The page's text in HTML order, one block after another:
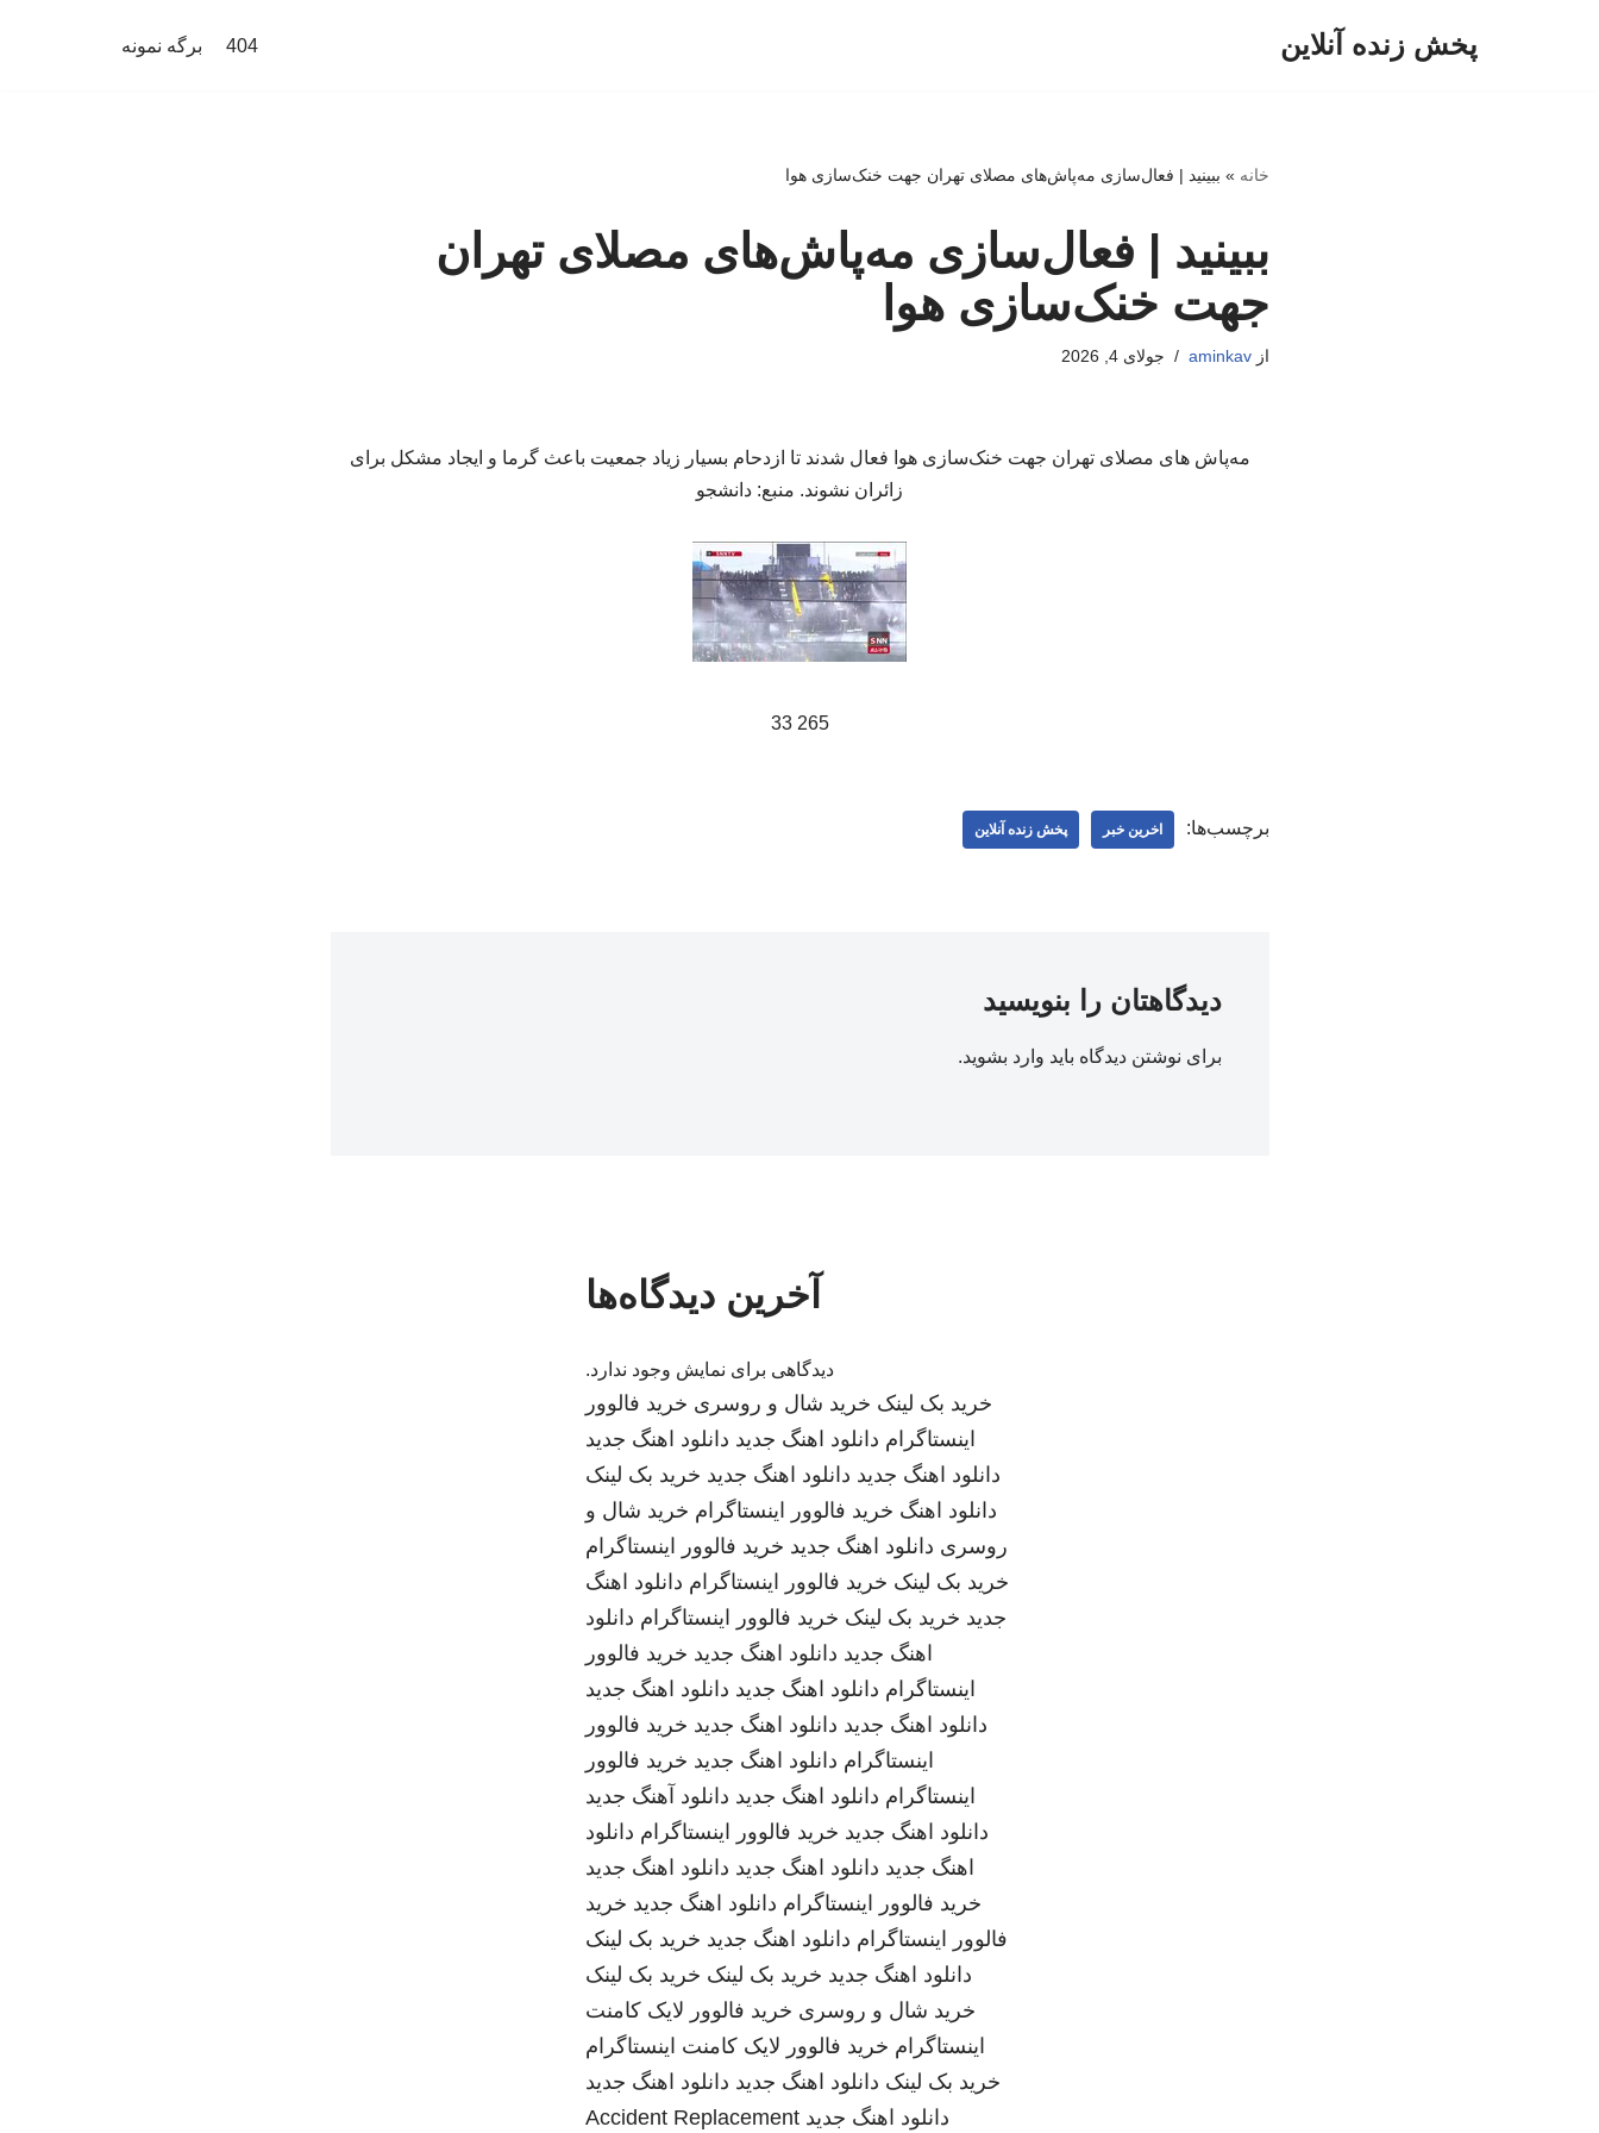
پخش زنده آنلاین 404 برگه نمونه
خانه » ببینید | فعال‌سازی مه‌پاش‌های مصلای تهران جهت خنک‌سازی هوا
ببینید | فعال‌سازی مه‌پاش‌های مصلای تهران
جهت خنک‌سازی هوا
ازaminkav جولای 4, 2026
مه‌پاش های مصلای تهران جهت خنک‌سازی هوا فعال شدند تا ازدحام بسیار زیاد جمعیت باعث گرما و ایجاد مشکل برای
زائران نشوند. منبع: دانشجو
265 33
برچسب‌ها: اخرین خبر پخش زنده آنلاین
دیدگاهتان را بنویسید
برای نوشتن دیدگاه باید وارد بشوید.
آخرین دیدگاه‌ها
دیدگاهی برای نمایش وجود ندارد.
خرید بک لینک خرید شال و روسری خرید فالوور
اینستاگرام دانلود اهنگ جدید دانلود اهنگ جدید
دانلود اهنگ جدید دانلود اهنگ جدید خرید بک لینک
دانلود اهنگ خرید فالوور اینستاگرام خرید شال و
روسری دانلود اهنگ جدید خرید فالوور اینستاگرام
خرید بک لینک خرید فالوور اینستاگرام دانلود اهنگ
جدید خرید بک لینک خرید فالوور اینستاگرام دانلود
اهنگ جدید دانلود اهنگ جدید خرید فالوور
اینستاگرام دانلود اهنگ جدید دانلود اهنگ جدید
دانلود اهنگ جدید دانلود اهنگ جدید خرید فالوور
اینستاگرام دانلود اهنگ جدید خرید فالوور
اینستاگرام دانلود اهنگ جدید دانلود آهنگ جدید
دانلود اهنگ جدید خرید فالوور اینستاگرام دانلود
اهنگ جدید دانلود اهنگ جدید دانلود اهنگ جدید
خرید فالوور اینستاگرام دانلود اهنگ جدید خرید
فالوور اینستاگرام دانلود اهنگ جدید خرید بک لینک
دانلود اهنگ جدید خرید بک لینک خرید بک لینک
خرید شال و روسری خرید فالوور لایک کامنت
اینستاگرام خرید فالوور لایک کامنت اینستاگرام
خرید بک لینک دانلود اهنگ جدید دانلود اهنگ جدید
دانلود اهنگ جدید Accident Replacement